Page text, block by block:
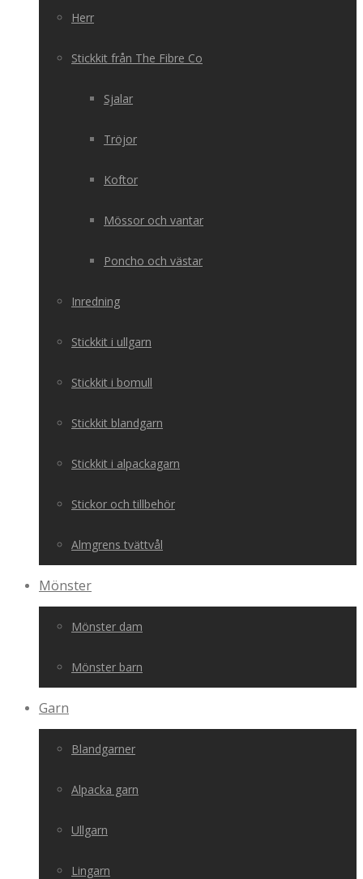
Herr
Stickkit från The Fibre Co
Sjalar
Tröjor
Koftor
Mössor och vantar
Poncho och västar
Inredning
Stickkit i ullgarn
Stickkit i bomull
Stickkit blandgarn
Stickkit i alpackagarn
Stickor och tillbehör
Almgrens tvättvål
Mönster
Mönster dam
Mönster barn
Garn
Blandgarner
Alpacka garn
Ullgarn
Lingarn